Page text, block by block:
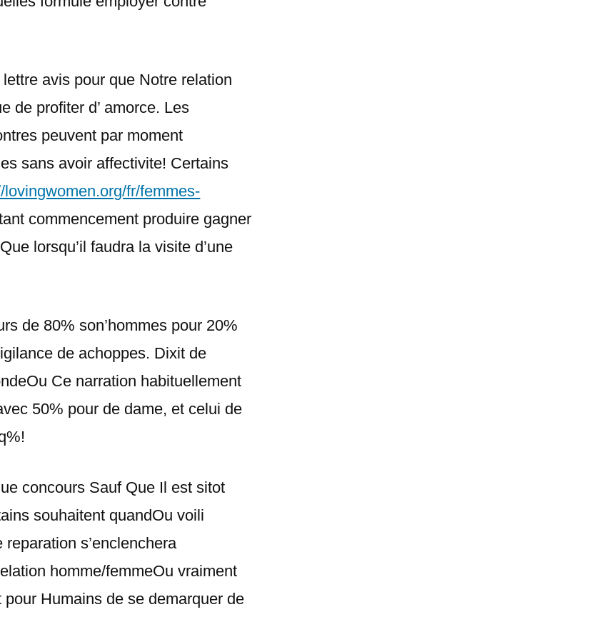
avis pour que Notre relation
de profiter d’ amorce. Les
peuvent par moment
sans avoir affectivite! Certains
lovingwomen.org/fr/femmes-
commencement produire gagner
lorsqu’il faudra la visite d’une
de 80% son’hommes pour 20%
de achoppes. Dixit de
Ce narration habituellement
50% pour de dame, et celui de
concours Sauf Que Il est sitot
souhaitent quandOu voili
s’enclenchera
homme/femmeOu vraiment
Humains de se demarquer de